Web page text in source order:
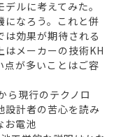
ルに考えてみた。
になろう。これと併
効果が期待される
はメーカーの技術KH
点が多いことはご容
ら現行のテクノロ
設計者の苦心を読み
お電池